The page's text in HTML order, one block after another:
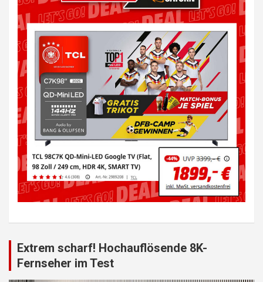
Extrem scharf! Hochauflösende 8K-
Fernseher im Test